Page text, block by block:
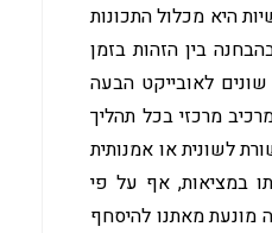
היא מכלול התכונות
בין הזהות בזמן
שונים לאובייקט הבעה
מרכזי בכל תהליך
לשונית או אמנותית
במציאות, אף על פי
מונעת מאתנו להיסחף